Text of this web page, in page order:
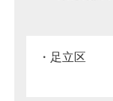
足立区